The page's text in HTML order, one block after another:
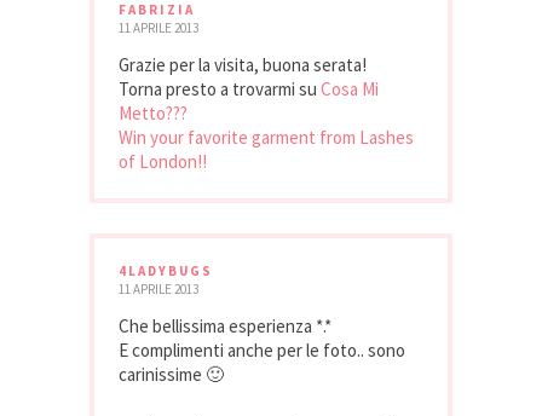
FABRIZIA
11 APRILE 2013
Grazie per la visita, buona serata!
Torna presto a trovarmi su Cosa Mi
Metto???
Win your favorite garment from Lashes
of London!!
4LADYBUGS
11 APRILE 2013
Che bellissima esperienza *.*
E complimenti anche per le foto.. sono
carinissime 🙂